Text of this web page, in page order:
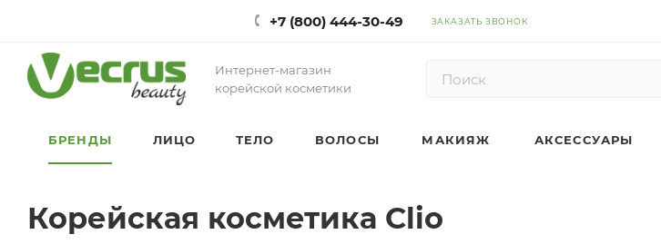
+7 (800) 444-30-49 ЗАКАЗАТЬ ЗВОНОК
Интернет-магазин
корейской косметики
БРЕНДЫ ЛИЦО ТЕЛО ВОЛОСЫ МАКИЯЖ АКСЕССУАРЫ
Корейская косметика Clio